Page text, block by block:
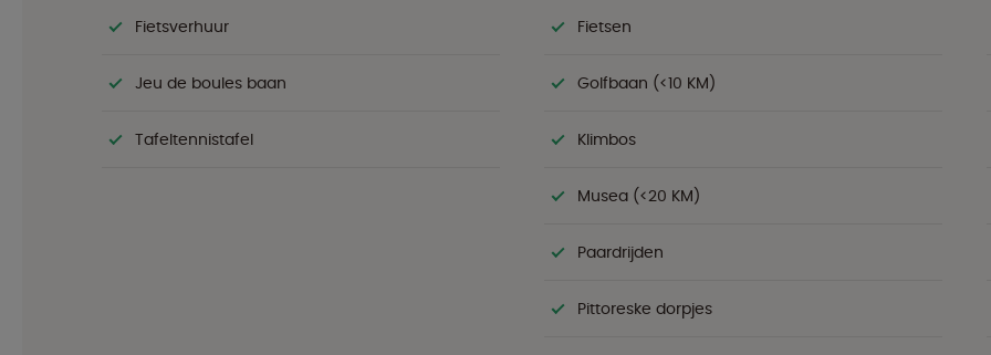
Fietsverhuur
Jeu de boules baan
Tafeltennistafel
Fietsen
Golfbaan (<10 KM)
Klimbos
Musea (<20 KM)
Paardrijden
Pittoreske dorpjes